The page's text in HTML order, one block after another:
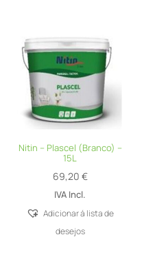
Nitin – Plascel (Branco) –
15L
69,20 €
IVA Incl.
Adicionar á lista de
desejos